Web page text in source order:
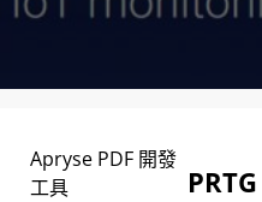
Apryse PDF 開發
工具